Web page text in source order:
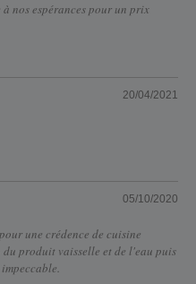
nos espérances pour un prix
20/04/2021
05/10/2020
une crédence de cuisine
produit vaisselle et de l'eau puis